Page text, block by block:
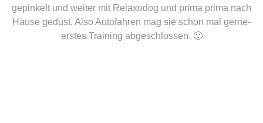
gepinkelt und weiter mit Relaxodog und prima prima nach
Hause gedüst. Also Autofahren mag sie schon mal gerne-
erstes Training abgeschlossen. 🙂